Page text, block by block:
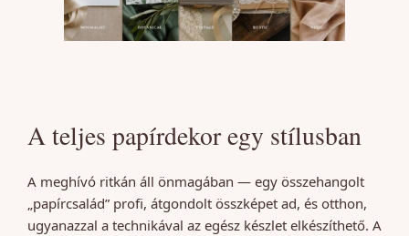
A teljes papírdekor egy stílusban
A meghívó ritkán áll önmagában — egy összehangolt
„papírcsalád” profi, átgondolt összképet ad, és otthon,
ugyanazzal a technikával az egész készlet elkészíthető. A